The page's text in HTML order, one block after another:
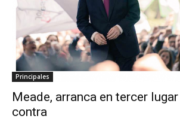
Principales
Meade, arranca en tercer
contra